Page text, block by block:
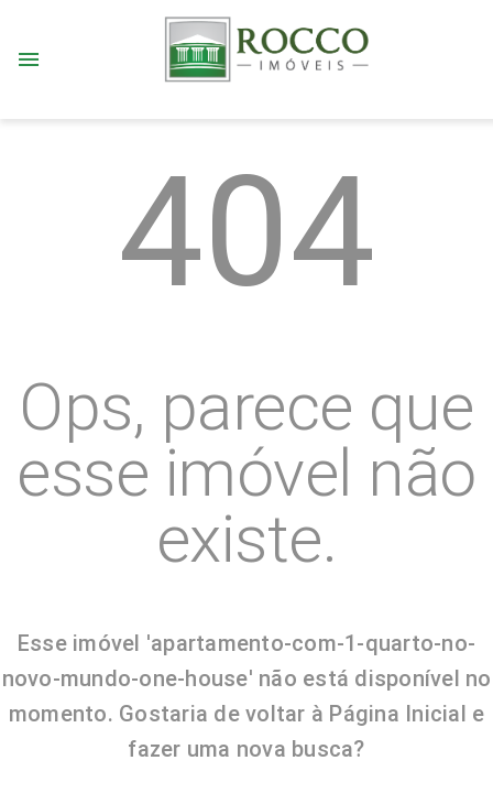
menu
404
Ops, parece que
esse imóvel não
existe.
Esse imóvel 'apartamento-com-1-quarto-no-
novo-mundo-one-house' não está disponível no
momento. Gostaria de voltar à Página Inicial e
fazer uma nova busca?